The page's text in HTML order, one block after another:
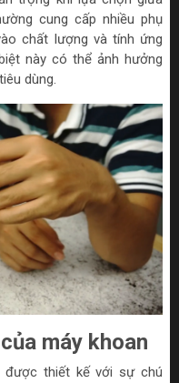
cung cấp nhiều phụ
chất lượng và tính ứng
này có thể ảnh hưởng
dùng.
máy khoan
được thiết kế với sự chú